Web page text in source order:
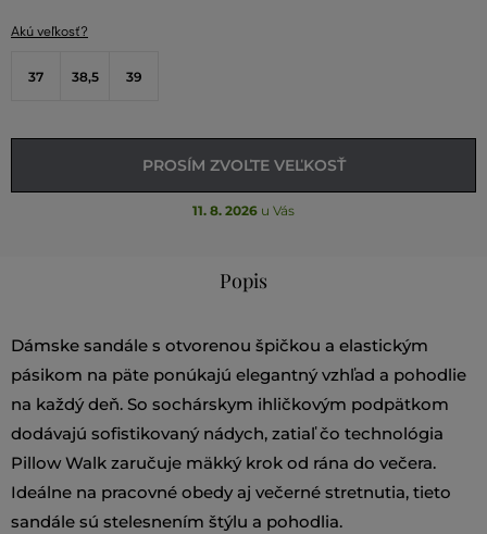
Akú veľkosť?
37 38,5 39
PROSÍM ZVOĽTE VEĽKOSŤ
11. 8. 2026 u Vás
Popis
Dámske sandále s otvorenou špičkou a elastickým
pásikom na päte ponúkajú elegantný vzhľad a pohodlie
na každý deň. So sochárskym ihličkovým podpätkom
dodávajú sofistikovaný nádych, zatiaľ čo technológia
Pillow Walk zaručuje mäkký krok od rána do večera.
Ideálne na pracovné obedy aj večerné stretnutia, tieto
sandále sú stelesnením štýlu a pohodlia.